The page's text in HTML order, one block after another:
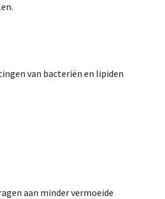
van bacteriën en lipiden
aan minder vermoeide